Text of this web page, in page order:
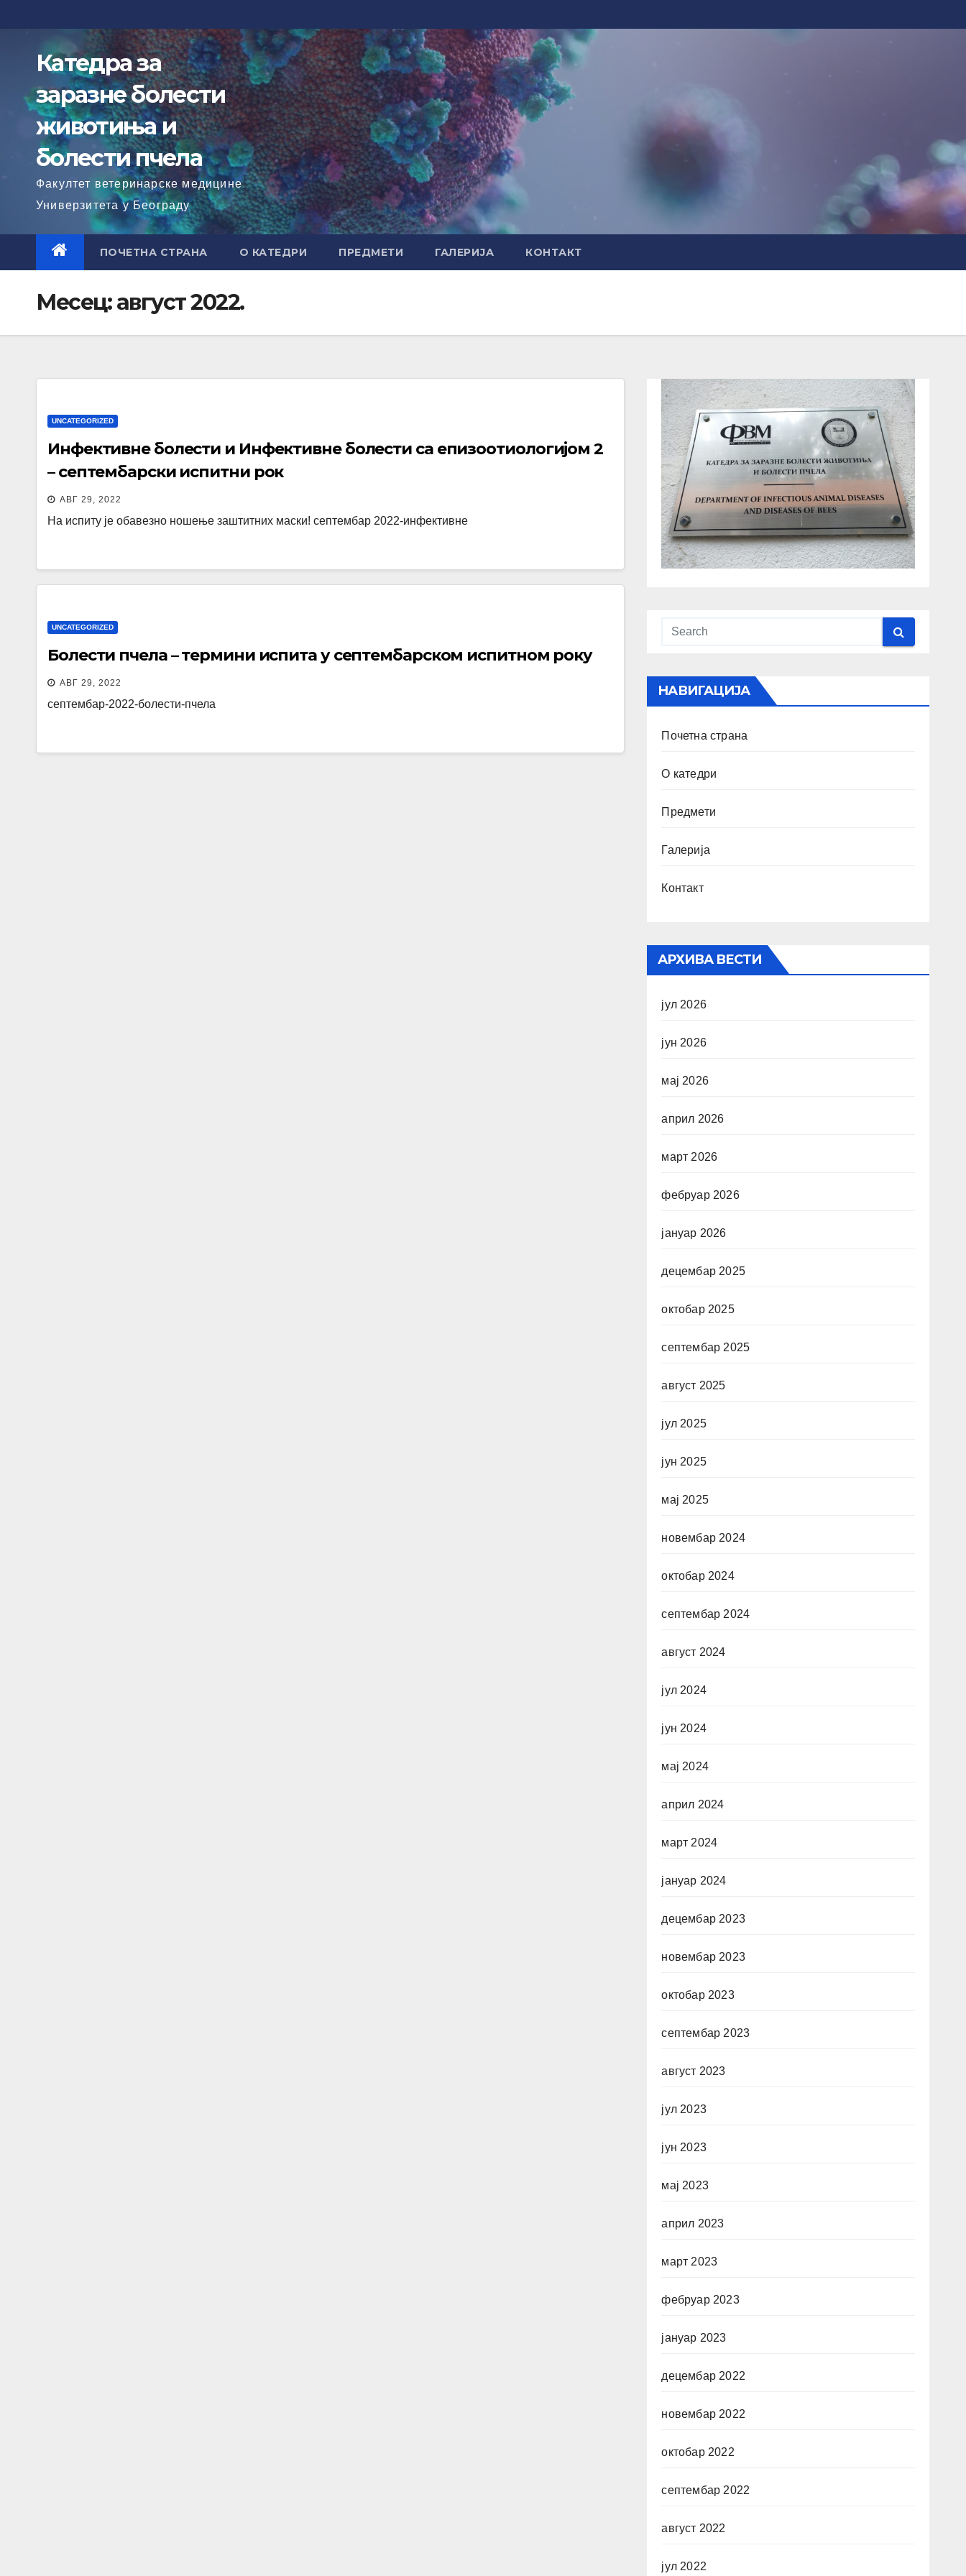
Катедра за
заразне болести
животиња и
болести пчела
Факултет ветеринарске медицине
Универзитета у Београду
ПОЧЕТНА СТРАНА О КАТЕДРИ ПРЕДМЕТИ ГАЛЕРИЈА КОНТАКТ
Месец:август 2022.
UNCATEGORIZED
Инфективне болести и Инфективне болести са епизоотиологијом 2
– септембарски испитни рок
АВГ 29, 2022
На испиту је обавезно ношење заштитних маски! септембар 2022-инфективне
UNCATEGORIZED
Болести пчела – термини испита у септембарском испитном року
АВГ 29, 2022
септембар-2022-болести-пчела
НАВИГАЦИЈА
Почетна страна
О катедри
Предмети
Галерија
Контакт
АРХИВА ВЕСТИ
јул 2026
јун 2026
мај 2026
април 2026
март 2026
фебруар 2026
јануар 2026
децембар 2025
октобар 2025
септембар 2025
август 2025
јул 2025
јун 2025
мај 2025
новембар 2024
октобар 2024
септембар 2024
август 2024
јул 2024
јун 2024
мај 2024
април 2024
март 2024
јануар 2024
децембар 2023
новембар 2023
октобар 2023
септембар 2023
август 2023
јул 2023
јун 2023
мај 2023
април 2023
март 2023
фебруар 2023
јануар 2023
децембар 2022
новембар 2022
октобар 2022
септембар 2022
август 2022
јул 2022